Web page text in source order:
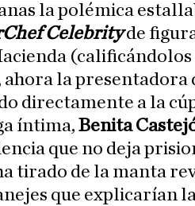
la polémica
Celebrityde
la presentadora
directamente a la
íntima, Benita
que no deja
tirado de la manta
que explicarían